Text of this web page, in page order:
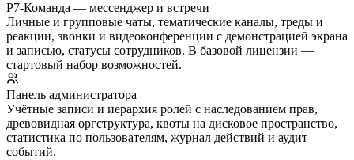
Р7-Команда — мессенджер и встречи
Личные и групповые чаты, тематические каналы, треды и
реакции, звонки и видеоконференции с демонстрацией экрана
и записью, статусы сотрудников. В базовой лицензии —
стартовый набор возможностей.
Панель администратора
Учётные записи и иерархия ролей с наследованием прав,
древовидная оргструктура, квоты на дисковое пространство,
статистика по пользователям, журнал действий и аудит
событий.